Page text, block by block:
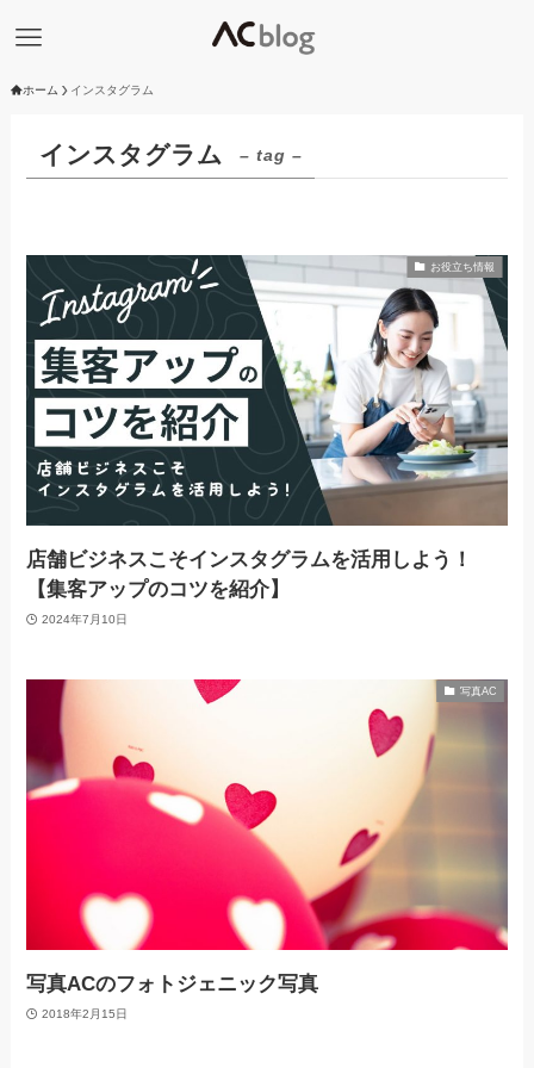
ホーム インスタグラム
インスタグラム – tag –
お役立ち情報
店舗ビジネスこそインスタグラムを活用しよう！
【集客アップのコツを紹介】
2024年7月10日
写真AC
写真ACのフォトジェニック写真
2018年2月15日